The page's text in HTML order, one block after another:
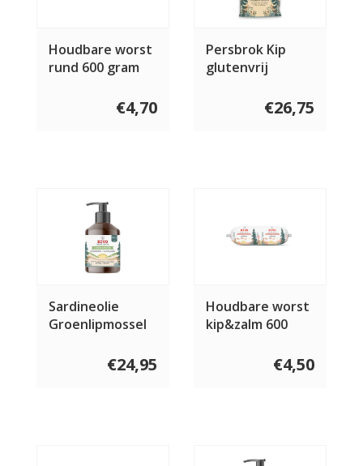
Houdbare worst
rund 600 gram
€4,70
Persbrok Kip
glutenvrij
€26,75
Sardineolie
Groenlipmossel
€24,95
Houdbare worst
kip&zalm 600
€4,50